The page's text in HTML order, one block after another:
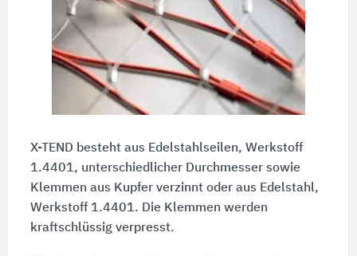
X-TEND besteht aus Edelstahlseilen, Werkstoff
1.4401, unterschiedlicher Durchmesser sowie
Klemmen aus Kupfer verzinnt oder aus Edelstahl,
Werkstoff 1.4401. Die Klemmen werden
kraftschlüssig verpresst.